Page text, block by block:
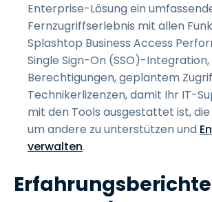
Enterprise-Lösung ein
Fernzugriffserlebnis mit allen
Splashtop Business Access
Single Sign-On (SSO)-
Berechtigungen, geplantem
Technikerlizenzen, damit Ihr IT-
mit den Tools ausgestattet ist,
um andere zu unterstützen und
verwalten.